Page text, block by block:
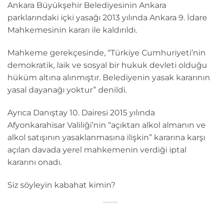
Ankara Büyükşehir Belediyesinin Ankara
parklarındaki içki yasağı 2013 yılında Ankara 9. İdare
Mahkemesinin kararı ile kaldırıldı.
Mahkeme gerekçesinde, “Türkiye Cumhuriyeti’nin
demokratik, laik ve sosyal bir hukuk devleti olduğu
hüküm altına alınmıştır. Belediyenin yasak kararının
yasal dayanağı yoktur” denildi.
Ayrıca Danıştay 10. Dairesi 2015 yılında
Afyonkarahisar Valiliği’nin “açıktan alkol almanın ve
alkol satışının yasaklanmasına ilişkin” kararına karşı
açılan davada yerel mahkemenin verdiği iptal
kararını onadı.
Siz söyleyin kabahat kimin?